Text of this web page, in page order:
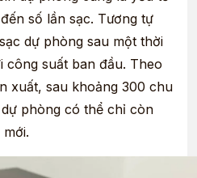
số lần sạc. Tương tự
dự phòng sau một thời
công suất ban đầu. Theo
xuất, sau khoảng 300 chu
phòng có thể chỉ còn